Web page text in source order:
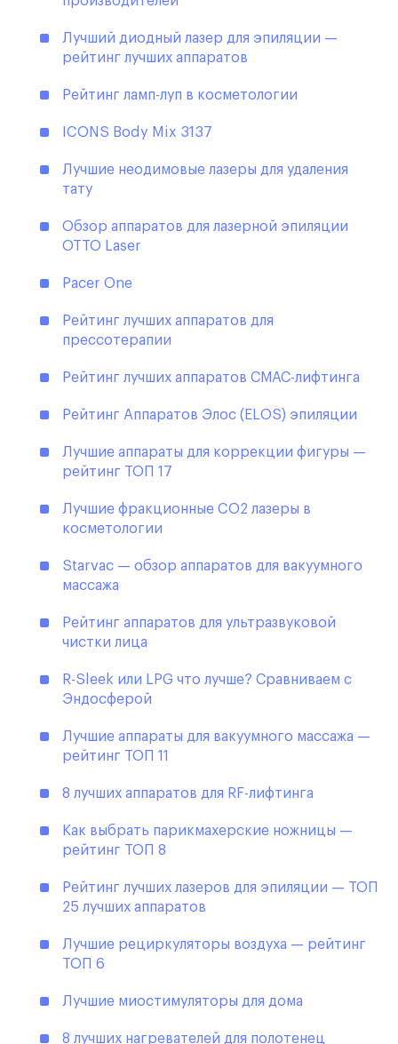
Лучший диодный лазер для эпиляции —
рейтинг лучших аппаратов
Рейтинг ламп-луп в косметологии
ICONS Body Mix 3137
Лучшие неодимовые лазеры для удаления
тату
Обзор аппаратов для лазерной эпиляции
OTTO Laser
Pacer One
Рейтинг лучших аппаратов для
прессотерапии
Рейтинг лучших аппаратов СМАС-лифтинга
Рейтинг Аппаратов Элос (ELOS) эпиляции
Лучшие аппараты для коррекции фигуры —
рейтинг ТОП 17
Лучшие фракционные CO2 лазеры в
косметологии
Starvac — обзор аппаратов для вакуумного
массажа
Рейтинг аппаратов для ультразвуковой
чистки лица
R-Sleek или LPG что лучше? Сравниваем с
Эндосферой
Лучшие аппараты для вакуумного массажа —
рейтинг ТОП 11
8 лучших аппаратов для RF-лифтинга
Как выбрать парикмахерские ножницы —
рейтинг ТОП 8
Рейтинг лучших лазеров для эпиляции — ТОП
25 лучших аппаратов
Лучшие рециркуляторы воздуха — рейтинг
ТОП 6
Лучшие миостимуляторы для дома
8 лучших нагревателей для полотенец